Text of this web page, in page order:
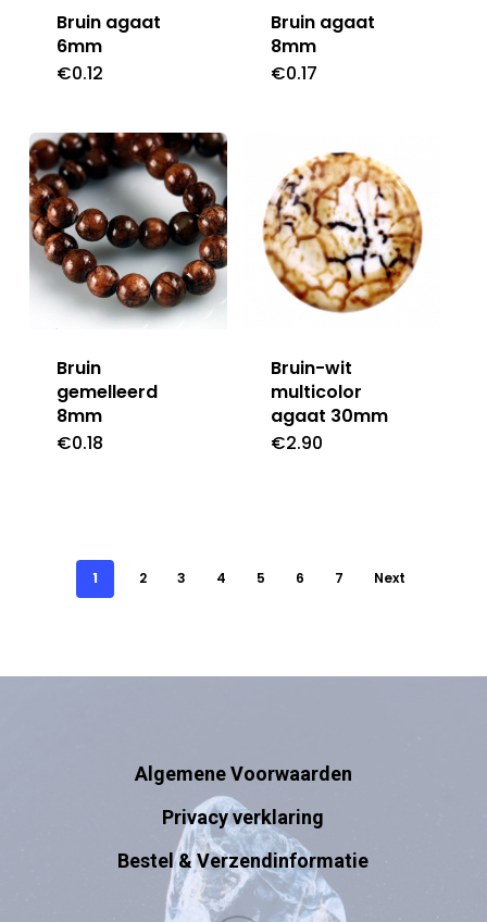
Bruin agaat
6mm
€0.12
Bruin agaat
8mm
€0.17
Bruin
gemelleerd
8mm
€0.18
Bruin-wit
multicolor
agaat 30mm
€2.90
1 2 3 4 5 6 7 Next
Algemene Voorwaarden
Privacy verklaring
Bestel & Verzendinformatie